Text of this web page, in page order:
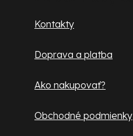
Kontakty
Doprava a platba
Ako nakupovať?
Obchodné podmienky